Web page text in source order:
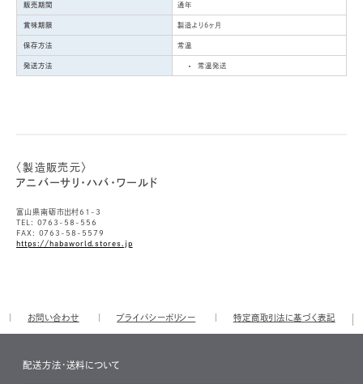
販売期間 通年
賞味期限 製造より6ヶ月
保存方法 常温
発送方法 常温発送
〈製造販売元〉
アニバーサリ・ハバ・ワールド
富山県南砺市出村61-3
TEL: 0763-58-556
FAX: 0763-58-5579
https://habaworld.stores.jp
お問い合わせ プライバシーポリシー 特定商取引法に基づく表記
配送方法・送料について